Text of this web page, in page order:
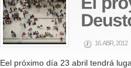
16. ABR, 2012
Eel próximo día 23 abril tendrá